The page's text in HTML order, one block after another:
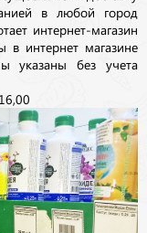
в любой город
интернет-магазин
в интернет магазине
указаны без учета